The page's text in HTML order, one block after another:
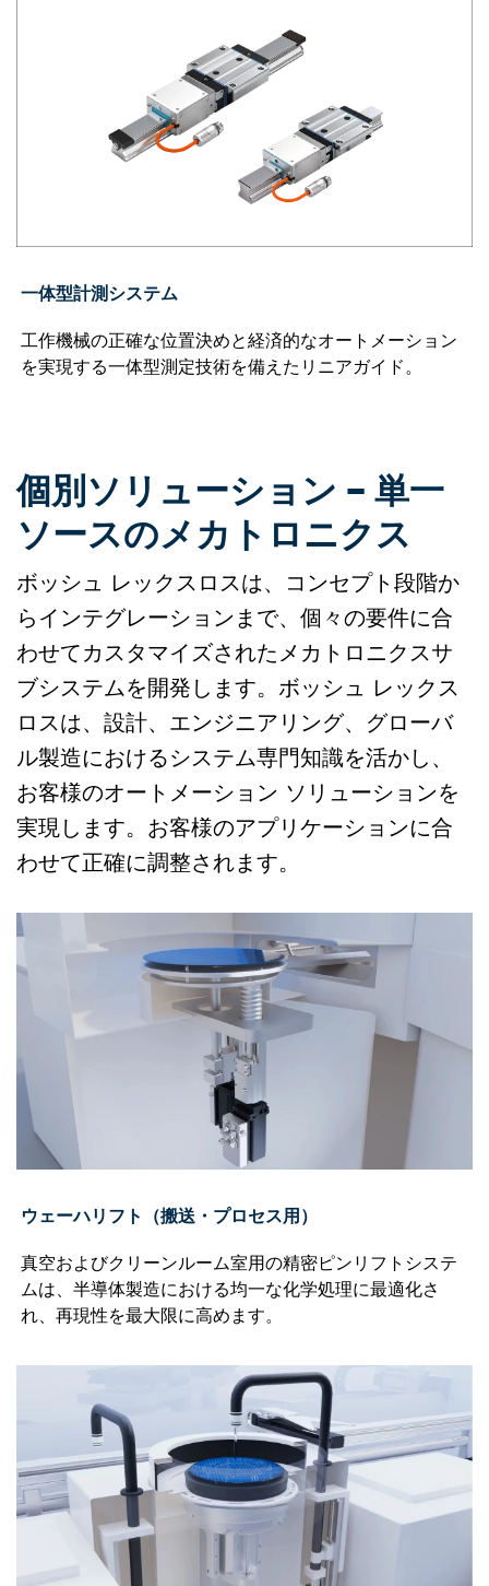
一体型計測システム
工作機械の正確な位置決めと経済的なオートメーション
を実現する一体型測定技術を備えたリニアガイド。
個別ソリューション – 単一
ソースのメカトロニクス
ボッシュ レックスロスは、コンセプト段階か
らインテグレーションまで、個々の要件に合
わせてカスタマイズされたメカトロニクスサ
ブシステムを開発します。ボッシュ レックス
ロスは、設計、エンジニアリング、グローバ
ル製造におけるシステム専門知識を活かし、
お客様のオートメーション ソリューションを
実現します。お客様のアプリケーションに合
わせて正確に調整されます。
ウェーハリフト（搬送・プロセス用）
真空およびクリーンルーム室用の精密ピンリフトシステ
ムは、半導体製造における均一な化学処理に最適化さ
れ、再現性を最大限に高めます。